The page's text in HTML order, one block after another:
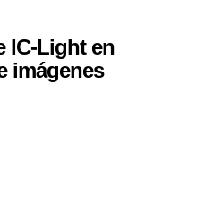
IC-Light en
imágenes